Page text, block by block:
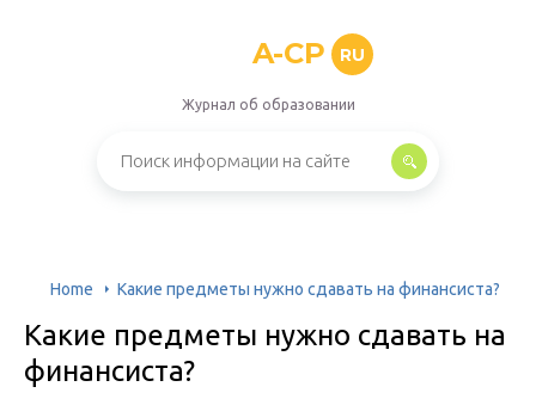
A-CP RU
Журнал об образовании
Home Какие предметы нужно сдавать на финансиста?
Какие предметы нужно сдавать на
финансиста?